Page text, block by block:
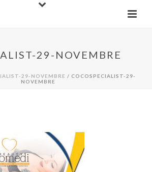
29-NOVEMBRE
29-NOVEMBRE / COCOSPECIALIST-29-
NOVEMBRE